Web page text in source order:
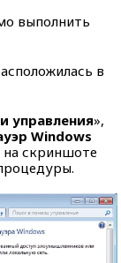
выполнить
в
управления»,
Windows
на скриншоте